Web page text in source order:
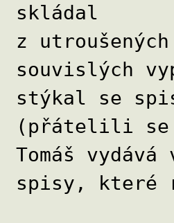
skládal
z
souvislých
stýkal se
(přátelili se
Tomáš
spisy, které